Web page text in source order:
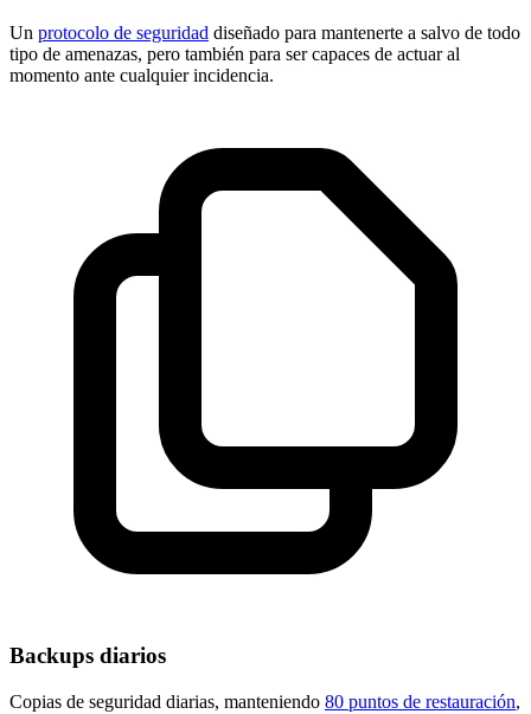
Un protocolo de seguridad diseñado para mantenerte a salvo de todo
tipo de amenazas, pero también para ser capaces de actuar al
momento ante cualquier incidencia.
Backups diarios
Copias de seguridad diarias, manteniendo 80 puntos de restauración,